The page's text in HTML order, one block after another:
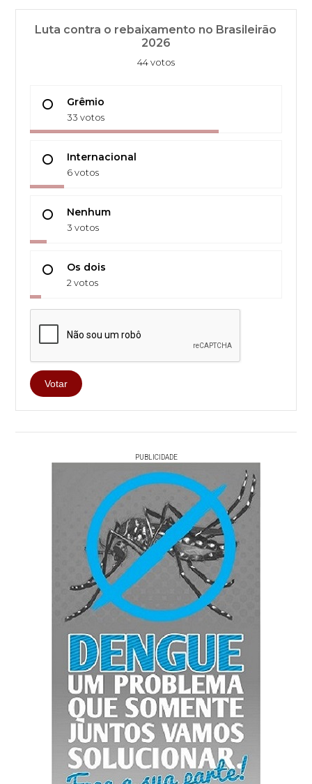
Luta contra o rebaixamento no Brasileirão
2026
44 votos
Grêmio
33 votos
Internacional
6 votos
Nenhum
3 votos
Os dois
2 votos
Votar
PUBLICIDADE